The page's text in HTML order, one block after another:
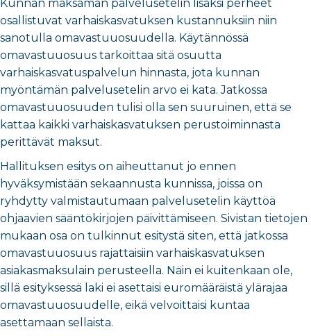
Kunnan maksaman palvelusetelin lisäksi perheet
osallistuvat varhaiskasvatuksen kustannuksiin niin
sanotulla omavastuuosuudella. Käytännössä
omavastuuosuus tarkoittaa sitä osuutta
varhaiskasvatuspalvelun hinnasta, jota kunnan
myöntämän palvelusetelin arvo ei kata. Jatkossa
omavastuuosuuden tulisi olla sen suuruinen, että se
kattaa kaikki varhaiskasvatuksen perustoiminnasta
perittävät maksut.
Hallituksen esitys on aiheuttanut jo ennen
hyväksymistään sekaannusta kunnissa, joissa on
ryhdytty valmistautumaan palvelusetelin käyttöä
ohjaavien sääntökirjojen päivittämiseen. Sivistan tietojen
mukaan osa on tulkinnut esitystä siten, että jatkossa
omavastuuosuus rajattaisiin varhaiskasvatuksen
asiakasmaksulain perusteella. Näin ei kuitenkaan ole,
sillä esityksessä laki ei asettaisi euromääräistä ylärajaa
omavastuuosuudelle, eikä velvoittaisi kuntaa
asettamaan sellaista.